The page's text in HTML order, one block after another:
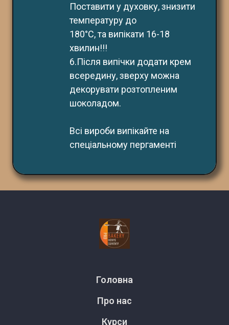
Поставити у духовку, знизити
температуру до
180°С, та випікати 16-18
хвилин!!!
6.Після випічки додати крем
всередину, зверху можна
декорувати розтопленим
шоколадом.
Всі вироби випікайте на
спеціальному пергаменті
Головна
Про нас
Курси